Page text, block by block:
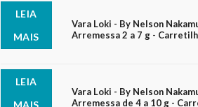
LEIA
MAIS
Vara Loki - By Nelson
Arremessa 2 a 7 g -
LEIA
MAIS
Vara Loki - By Nelson
Arremessa de 4 a 10 g -